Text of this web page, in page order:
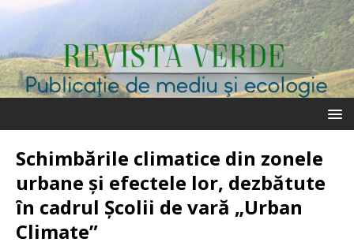
Schimbările climatice din zonele
urbane și efectele lor, dezbătute
în cadrul Școlii de vară „Urban
Climate”